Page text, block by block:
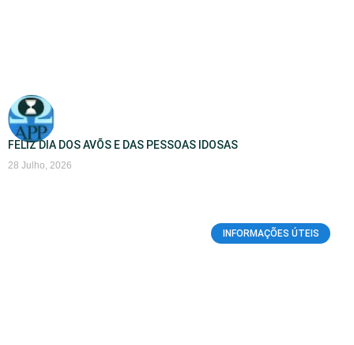
FELIZ DIA DOS AVÕS E DAS PESSOAS IDOSAS
28 Julho, 2026
INFORMAÇÕES ÚTEIS